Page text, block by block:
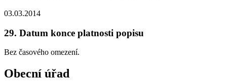
03.03.2014
29. Datum konce platnosti popisu
Bez časového omezení.
Obecní úřad